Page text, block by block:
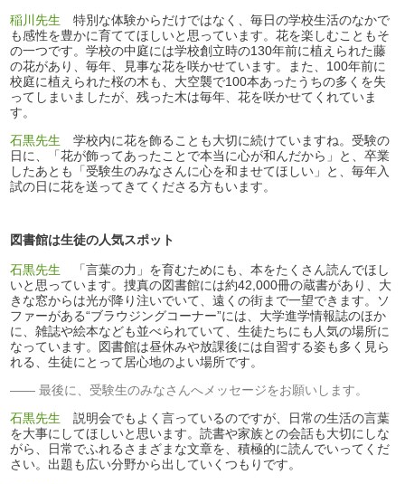
稲川先生 特別な体験からだけではなく、毎日の学校生活のなかで
も感性を豊かに育ててほしいと思っています。花を楽しむこともそ
の一つです。学校の中庭には学校創立時の130年前に植えられた藤
の花があり、毎年、見事な花を咲かせています。また、100年前に
校庭に植えられた桜の木も、大空襲で100本あったうちの多くを失
ってしまいましたが、残った木は毎年、花を咲かせてくれていま
す。
石黒先生 学校内に花を飾ることも大切に続けていますね。受験の
日に、「花が飾ってあったことで本当に心が和んだから」と、卒業
したあとも「受験生のみなさんに心を和ませてほしい」と、毎年入
試の日に花を送ってきてくださる方もいます。
図書館は生徒の人気スポット
石黒先生 「言葉の力」を育むためにも、本をたくさん読んでほし
いと思っています。捜真の図書館には約42,000冊の蔵書があり、大
きな窓からは光が降り注いでいて、遠くの街まで一望できます。ソ
ファーがある“ブラウジングコーナー”には、大学進学情報誌のほか
に、雑誌や絵本なども並べられていて、生徒たちにも人気の場所に
なっています。図書館は昼休みや放課後には自習する姿も多く見ら
れる、生徒にとって居心地のよい場所です。
最後に、受験生のみなさんへメッセージをお願いします。
石黒先生 説明会でもよく言っているのですが、日常の生活の言葉
を大事にしてほしいと思います。読書や家族との会話も大切にしな
がら、日常でふれるさまざまな文章を、積極的に読んでいってくだ
さい。出題も広い分野から出していくつもりです。